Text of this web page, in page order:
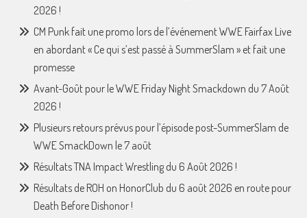
2026 !
CM Punk fait une promo lors de l’événement WWE Fairfax Live
en abordant « Ce qui s’est passé à SummerSlam » et fait une
promesse
Avant-Goût pour le WWE Friday Night Smackdown du 7 Août
2026 !
Plusieurs retours prévus pour l’épisode post-SummerSlam de
WWE SmackDown le 7 août
Résultats TNA Impact Wrestling du 6 Août 2026 !
Résultats de ROH on HonorClub du 6 août 2026 en route pour
Death Before Dishonor !